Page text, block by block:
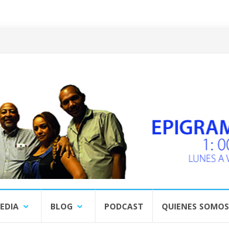
BLOG PODCAST QUIENES SOMOS